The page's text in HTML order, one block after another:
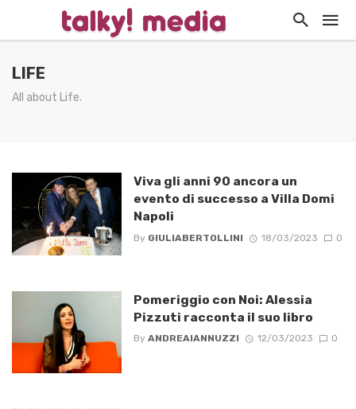
LIFE
All about Life.
Viva gli anni 90 ancora un
evento di successo a Villa Domi
Napoli
By GIULIABERTOLLINI 18/03/2023 0
Pomeriggio con Noi: Alessia
Pizzuti racconta il suo libro
By ANDREAIANNUZZI 12/03/2023 0